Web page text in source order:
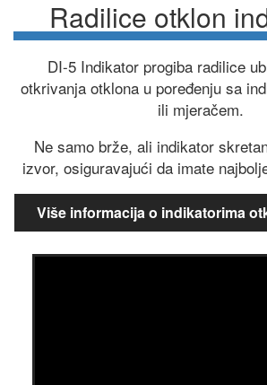
Radilice otklon
DI-5 Indikator progiba radilice
otkrivanja otklona u poređenju sa
ili mjeračem.
Ne samo brže, ali indikator
izvor, osiguravajući da imate
Više informacija o indikatorima